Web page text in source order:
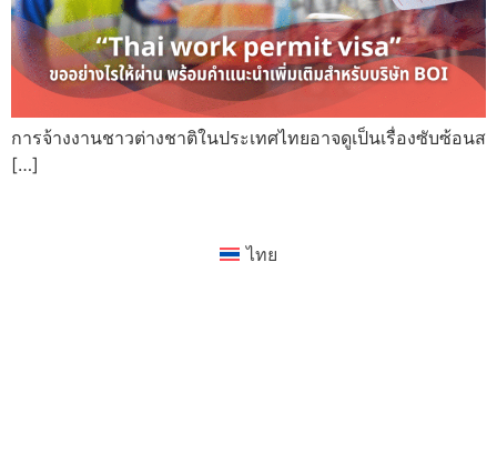
การจ้างงานชาวต่างชาติในประเทศไทยอาจดูเป็นเรื่องซับซ้อนส
[…]
ไทย